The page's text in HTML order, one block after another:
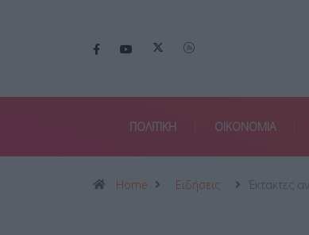
ΠΟΛΙΤΙΚΗ ΟΙΚΟΝΟΜΙΑ
Home Ειδήσεις Έκτακτες